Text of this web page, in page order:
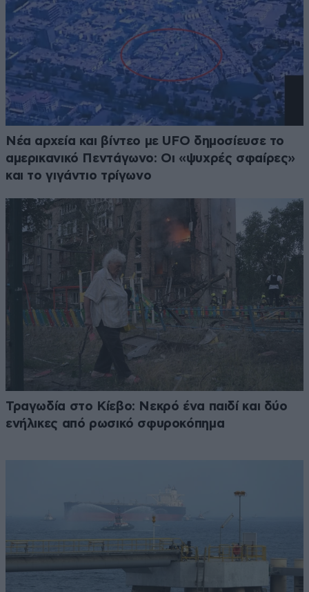
Νέα αρχεία και βίντεο με UFO δημοσίευσε το
αμερικανικό Πεντάγωνο: Οι «ψυχρές σφαίρες»
και το γιγάντιο τρίγωνο
Τραγωδία στο Κίεβο: Νεκρό ένα παιδί και δύο
ενήλικες από ρωσικό σφυροκόπημα